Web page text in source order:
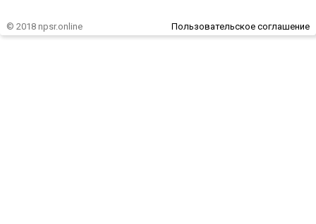
© 2018 npsr.online Пользовательское соглашение